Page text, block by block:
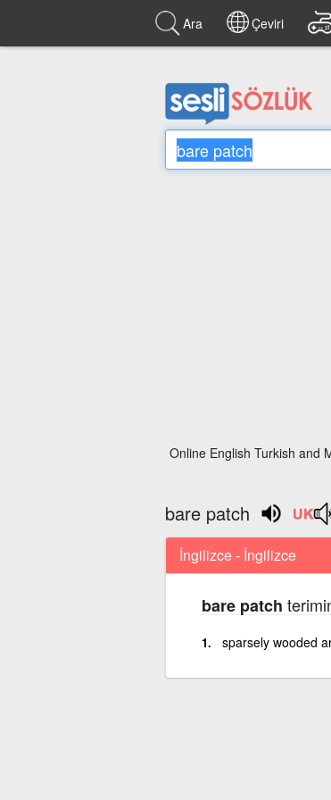
Ara Çeviri
Online English Turkish and
bare patch
İngilizce - İngilizce
bare patch
sparsely wooded